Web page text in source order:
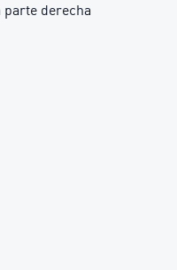
parte derecha